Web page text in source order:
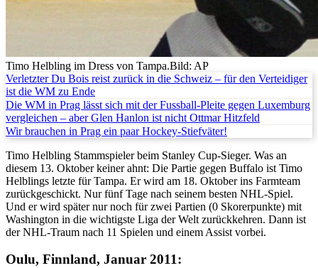
Timo Helbling im Dress von Tampa.Bild: AP
Verletzter Du Bois reist zurück in die Schweiz – für den Verteidiger
ist die WM zu Ende
Die WM in Prag lässt sich mit der Fussball-Pleite gegen Luxemburg
vergleichen – aber Glen Hanlon ist nicht Ottmar Hitzfeld
Wir brauchen in Prag ein paar Hockey-Stiefväter!
Timo Helbling Stammspieler beim Stanley Cup-Sieger. Was an
diesem 13. Oktober keiner ahnt: Die Partie gegen Buffalo ist Timo
Helblings letzte für Tampa. Er wird am 18. Oktober ins Farmteam
zurückgeschickt. Nur fünf Tage nach seinem besten NHL-Spiel.
Und er wird später nur noch für zwei Partien (0 Skorerpunkte) mit
Washington in die wichtigste Liga der Welt zurückkehren. Dann ist
der NHL-Traum nach 11 Spielen und einem Assist vorbei.
Oulu, Finnland, Januar 2011: